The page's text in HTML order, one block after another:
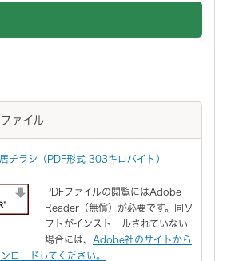
ァイル
チラシ（PDF形式 303キロバイト）
PDFファイルの閲覧にはAdobe
Reader（無償）が必要です。同ソ
フトがインストールされていない
場合には、 Adobe社のサイトから
ロードしてください。